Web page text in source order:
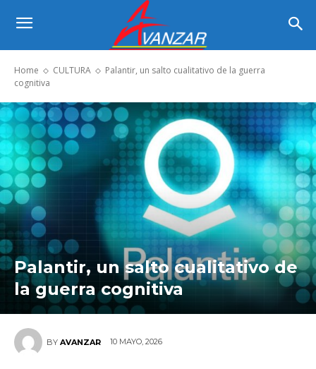
Home CULTURA
Palantir, un salto cualitativo de la guerra
cognitiva
Palantir, un salto cualitativo de
la guerra cognitiva
BY AVANZAR 10 MAYO, 2026